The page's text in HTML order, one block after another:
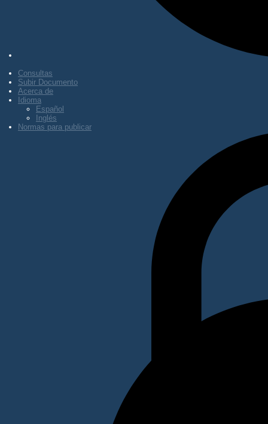
Consultas
Subir Documento
Acerca de
Idioma
Español
Inglés
Normas para publicar